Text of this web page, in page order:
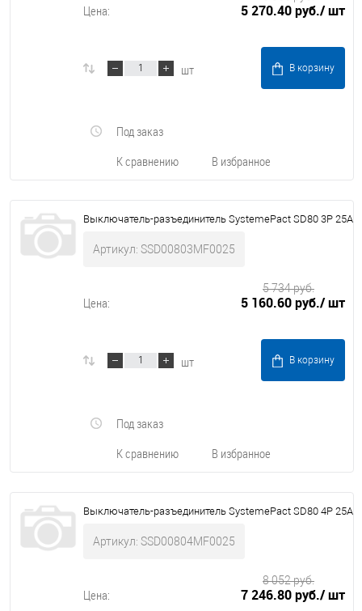
Цена: 5 270.40 руб./ шт
шт В корзину
К сравнению В избранное
Под заказ
Выключатель-разъединитель SystemePact SD80 3P 25A
Артикул: SSD00803MF0025
Цена: 5 160.60 руб./ шт
5 734 руб.
шт В корзину
К сравнению В избранное
Под заказ
Выключатель-разъединитель SystemePact SD80 4P 25A
Артикул: SSD00804MF0025
Цена: 7 246.80 руб./ шт
8 052 руб.